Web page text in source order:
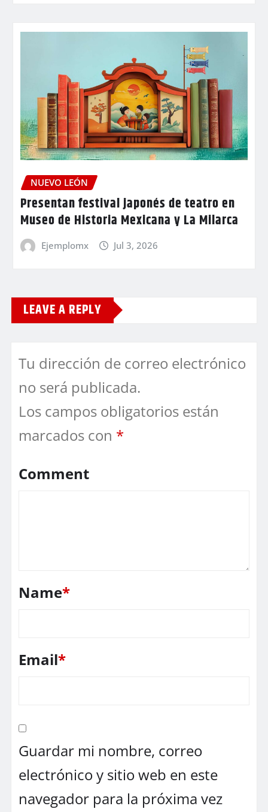
NUEVO LEÓN
Presentan festival japonés de teatro en
Museo de Historia Mexicana y La Milarca
Ejemplomx Jul 3, 2026
LEAVE A REPLY
Tu dirección de correo electrónico
no será publicada.
Los campos obligatorios están
marcados con *
Comment
Name*
Email*
Guardar mi nombre, correo
electrónico y sitio web en este
navegador para la próxima vez